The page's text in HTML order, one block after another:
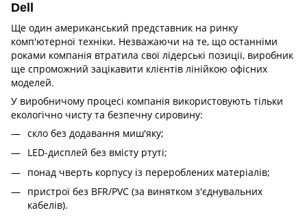
Dell
Ще один американський представник на ринку
комп'ютерної техніки. Незважаючи на те, що останніми
роками компанія втратила свої лідерські позиції, виробник
ще спроможний зацікавити клієнтів лінійкою офісних
моделей.
У виробничому процесі компанія використовують тільки
екологічно чисту та безпечну сировину:
скло без додавання миш'яку;
LED-дисплей без вмісту ртуті;
понад чверть корпусу із перероблених матеріалів;
пристрої без BFR/PVC (за винятком з'єднувальних
кабелів).